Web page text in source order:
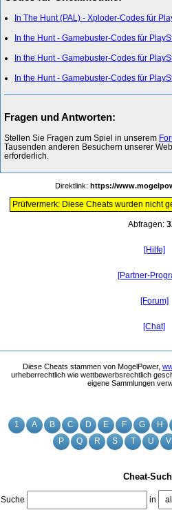
1 A B C D E F G H
P
Q R S T U V
Cheat-
Suche in
In The Hunt (PAL) - Xploder-Codes für
In the Hunt - Gamebuster-Codes für
In the Hunt - Gamebuster-Codes für
In the Hunt - Gamebuster-Codes für
Fragen und Antworten:
Stellen Sie Fragen zum Spiel in unserem
Tausenden anderen Besuchern unserer
erforderlich.
Direktlink: https://
Prüfvermerk: Diese Cheats wurden nicht
Abfragen:
[Hilfe]
[Partner-
[Forum]
[Chat]
Diese Cheats stammen von MogelPower,
urheberrechtlich wie wettbewerbsrechtlich
eigene Sammlungen